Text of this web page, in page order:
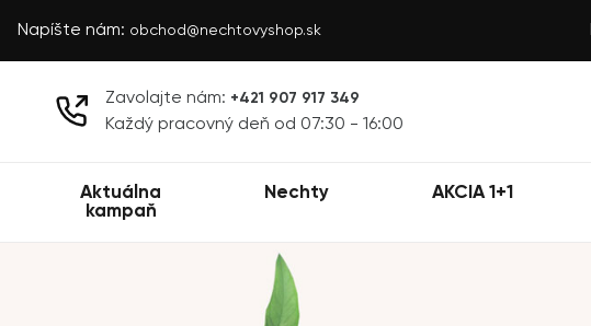
Napíšte nám: obchod@nechtovyshop.sk
Zavolajte nám: +421 907 917 349
Každý pracovný deň od 07:30 - 16:00
Aktuálna
kampaň
Nechty AKCIA 1+1